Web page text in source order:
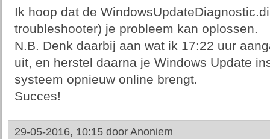
Ik hoop dat de
troubleshooter) je probleem kan oplossen.
N.B. Denk daarbij aan wat ik 17:22 uur
uit, en herstel daarna je Windows Update
systeem opnieuw online brengt.
Succes!
29-05-2016, 10:15 door Anoniem